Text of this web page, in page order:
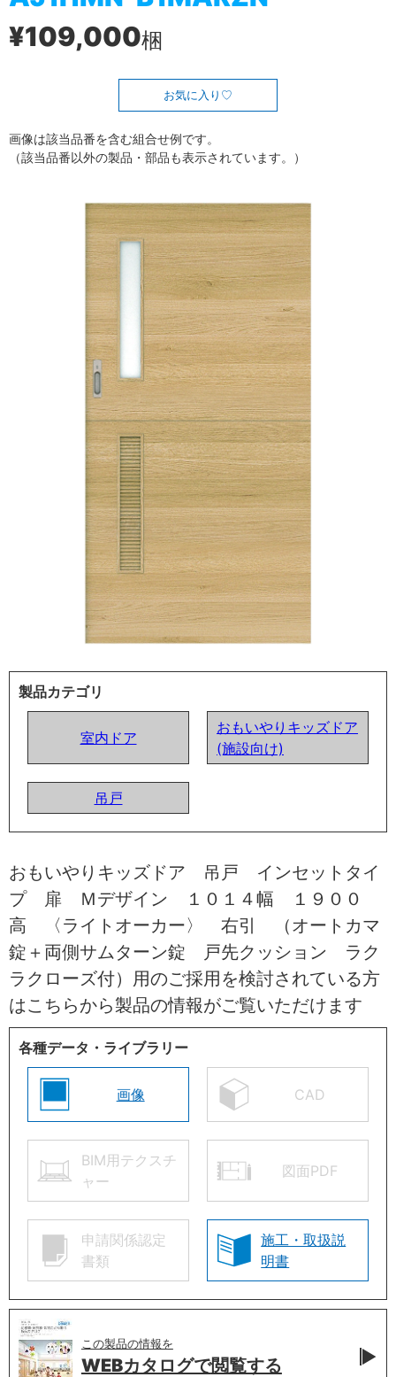
¥109,000梱
お気に入り
画像は該当品番を含む組合せ例です。
（該当品番以外の製品・部品も表示されています。）
製品カテゴリ
室内ドア
おもいやりキッズドア
(施設向け)
吊戸
おもいやりキッズドア 吊戸 インセットタイ
プ 扉 Ｍデザイン １０１４幅 １９００
高 〈ライトオーカー〉 右引 （オートカマ
錠＋両側サムターン錠 戸先クッション ラク
ラクローズ付）用のご採用を検討されている方
はこちらから製品の情報がご覧いただけます
各種データ・ライブラリー
画像 CAD
BIM用テクスチ
ャー
図面PDF
申請関係認定
書類
施工・取扱説
明書
この製品の情報を
WEBカタログで閲覧する